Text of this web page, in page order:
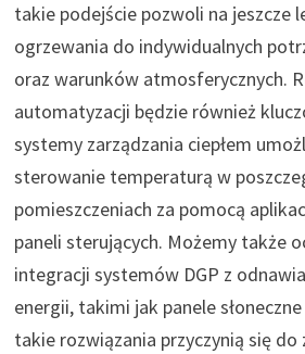
takie podejście pozwoli na jeszcze
ogrzewania do indywidualnych
oraz warunków atmosferycznych.
automatyzacji będzie również
systemy zarządzania ciepłem
sterowanie temperaturą w
pomieszczeniach za pomocą
paneli sterujących. Możemy także
integracji systemów DGP z
energii, takimi jak panele
takie rozwiązania przyczynią się do